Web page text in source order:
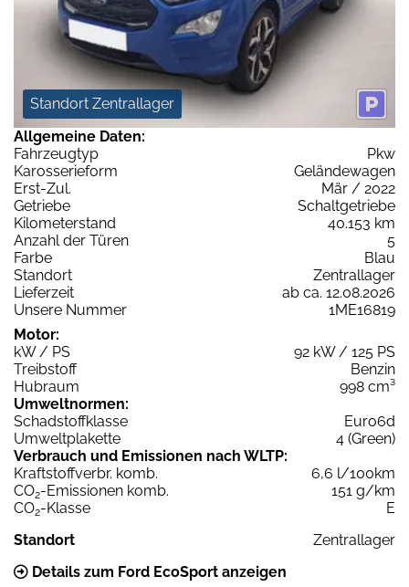
Standort Zentrallager
Allgemeine Daten:
Fahrzeugtyp
Pkw
Karosserieform
Geländewagen
Erst-Zul.
Mär / 2022
Getriebe
Schaltgetriebe
Kilometerstand
40.153 km
Anzahl der Türen
5
Farbe
Blau
Standort
Zentrallager
Lieferzeit
ab ca. 12.08.2026
Unsere Nummer
1ME16819
Motor:
kW / PS
92 kW / 125 PS
Treibstoff
Benzin
Hubraum
998 cm³
Umweltnormen:
Schadstoffklasse
Euro6d
Umweltplakette
4 (Green)
Verbrauch und Emissionen nach WLTP:
Kraftstoffverbr. komb.
6,6 l/100km
CO2-Emissionen komb.
151 g/km
CO2-Klasse
E
Standort
Zentrallager
Details zum Ford EcoSport anzeigen